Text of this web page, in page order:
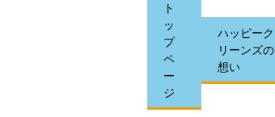
ト
ッ
プ
ペ
ー
ジ
ハッピーク
リーンズの
想い